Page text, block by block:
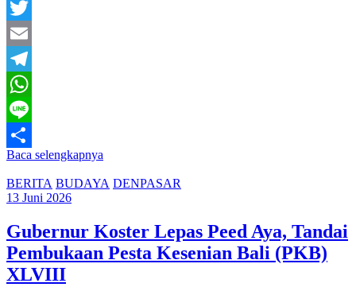
Facebook
Twitter
Email
Telegram
WhatsApp
Line
Share
Baca selengkapnya
BERITA BUDAYA DENPASAR
13 Juni 2026
Gubernur Koster Lepas Peed Aya, Tandai
Pembukaan Pesta Kesenian Bali (PKB)
XLVIII